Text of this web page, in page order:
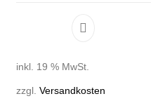
inkl. 19 % MwSt.
zzgl. Versandkosten